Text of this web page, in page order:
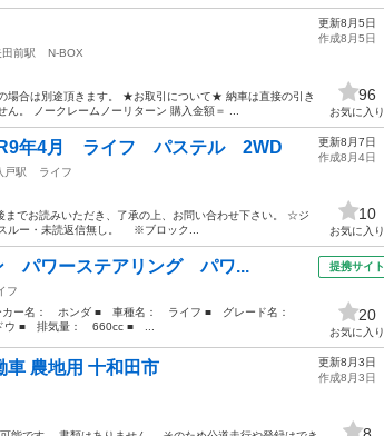
田前駅 N-BOX
場合は別途頂きます。 ★お取引について★ 納車は直接の引き
。 ノークレームノーリターン 購入金額＝ ...
更新8月5日
作成8月5日
96
お気に入り
R9年4月 ライフ パステル 2WD
戸駅
ライフ
でお読みいただき、了承の上、お問い合わせ下さい。 ☆ジ
ルー・未読返信無し。 ※ブロック...
更新8月7日
作成8月4日
10
お気に入り
ワーステアリング パワ...
フ
カー名： ホンダ ■ 車種名： ライフ ■ グレード名：
ウ ■ 排気量： 660cc ■ ...
提携サイト
20
お気に入り
車 農地用 十和田市
更新8月3日
作成8月3日